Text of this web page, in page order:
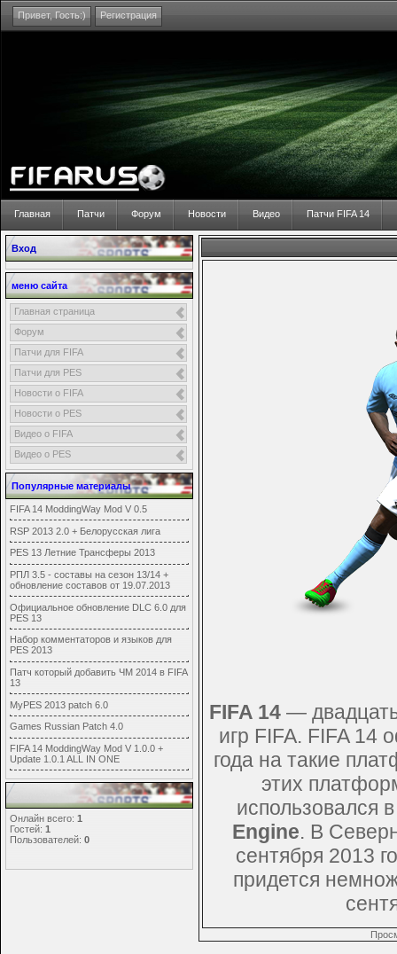
Привет, Гость:) Регистрация
Главная Патчи Форум Новости Видео Патчи FIFA 14
Вход
меню сайта
Главная страница
Форум
Патчи для FIFA
Патчи для PES
Новости о FIFA
Новости о PES
Видео о FIFA
Видео о PES
Популярные материалы
FIFA 14 ModdingWay Mod V 0.5
RSP 2013 2.0 + Белорусская лига
PES 13 Летние Трансферы 2013
РПЛ 3.5 - составы на сезон 13/14 +
обновление составов от 19.07.2013
Официальное обновление DLC 6.0 для
PES 13
Набор комментаторов и языков для
PES 2013
Патч который добавить ЧМ 2014 в FIFA
13
MyPES 2013 patch 6.0
Games Russian Patch 4.0
FIFA 14 ModdingWay Mod V 1.0.0 +
Update 1.0.1 ALL IN ONE
Онлайн всего: 1
Гостей: 1
Пользователей: 0
FIFA 14 —
игр FIFA. FIFA 14
года на такие
этих
использовался
Engine. В
сентября 2013
придется